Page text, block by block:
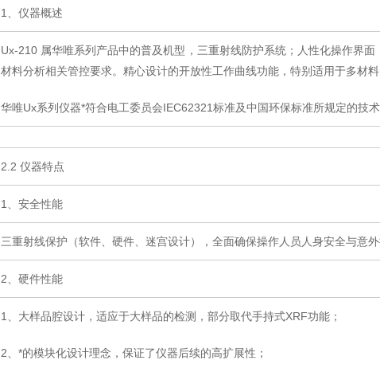
1、仪器概述
Ux-210 属华唯系列产品中的普及机型，三重射线防护系统；人性化操作界
材料分析相关管控要求。精心设计的开放性工作曲线功能，特别适用于多材
华唯Ux系列仪器*符合电工委员会IEC62321标准及中国环保标准所规定的技
2.2 仪器特点
1、安全性能
三重射线保护（软件、硬件、迷宫设计），全面确保操作人员人身安全与意
2、硬件性能
1、大样品腔设计，适应于大样品的检测，部分取代手持式XRF功能；
2、*的模块化设计理念，保证了仪器后续的高扩展性；